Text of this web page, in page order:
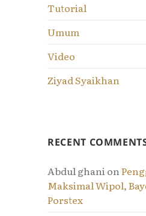
Tutorial
Umum
Video
Ziyad Syaikhan
RECENT
Abdul ghanion
Maksimal Wipol,
Porstex